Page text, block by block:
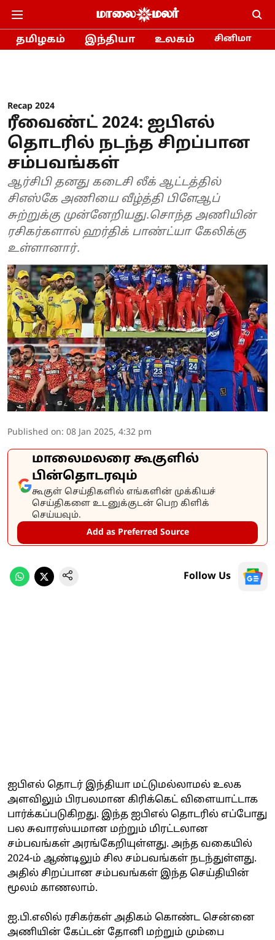
தமிழகம் இந்தியா உலகம் சினிமா
Recap 2024
ரீவைண்ட் 2024: ஐபிஎல்
தொடரில் நடந்த சிறப்பான
சம்பவங்கள்
ஆர்சிபி தனது கடைசி லீக் ஆட்டத்தில்
சிஎஸ்கே அணியை வீழ்த்தி பிளேஆப்
சுற்றுக்கு முன்னேறியது.சொந்த அணியின்
ரசிகர்களால் ஹர்திக் பாண்ட்யா கேலிக்கு
உள்ளானார்.
Published on: 08 Jan 2025, 4:32 pm
மாலைமலரை கூகுளில்
பின்தொடரவும்
கூகுள் செய்திகளில் எங்களின் முக்கியச்
செய்திகளை உடனுக்குடன் பெற கிளிக்
செய்யவும்.
Add as Preferred Source
Follow Us
ஐபிஎல் தொடர் இந்தியா மட்டுமல்லாமல் உலக
அளவிலும் பிரபலமான கிரிக்கெட் விளையாட்டாக
பார்க்கப்படுகிறது. இந்த ஐபிஎல் தொடரில் எப்போது
பல சுவாரஸ்யமான மற்றும் மிரட்டலான
சம்பவங்கள் அரங்கேறியுள்ளது. அந்த வகையில்
2024-ம் ஆண்டிலும் சில சம்பவங்கள் நடந்துள்ளது.
அதில் சிறப்பான சம்பவங்கள் இந்த செய்தியின்
மூலம் காணலாம்.
ஐ.பி.எலில் ரசிகர்கள் அதிகம் கொண்ட சென்னை
அணியின் கேப்டன் தோனி மற்றும் மும்பை